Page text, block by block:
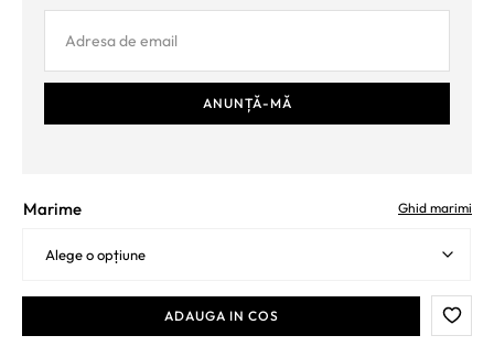
Ghid marimi
Marime
ADAUGA IN COS